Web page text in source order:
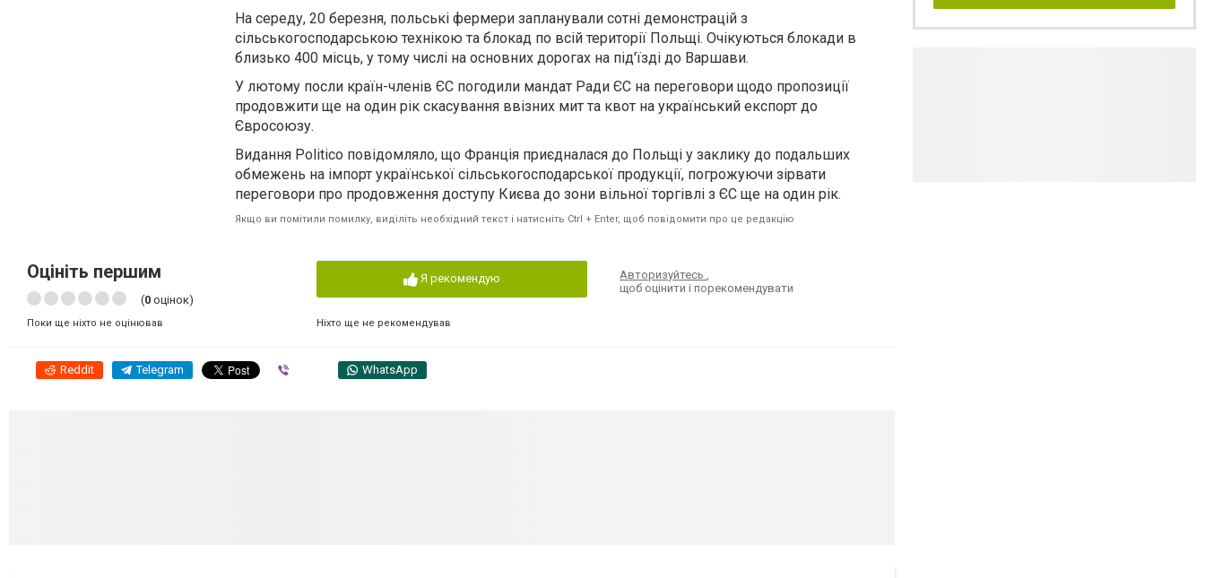
На середу, 20 березня, польські фермери запланували сотні демонстрацій з
сільськогосподарською технікою та блокад по всій території Польщі. Очікуються блокади в
близько 400 місць, у тому числі на основних дорогах на під'їзді до Варшави.
У лютому посли країн-членів ЄС погодили мандат Ради ЄС на переговори щодо пропозиції
продовжити ще на один рік скасування ввізних мит та квот на український експорт до
Євросоюзу.
Видання Politico повідомляло, що Франція приєдналася до Польщі у заклику до подальших
обмежень на імпорт української сільськогосподарської продукції, погрожуючи зірвати
переговори про продовження доступу Києва до зони вільної торгівлі з ЄС ще на один рік.
Якщо ви помітили помилку, виділіть необхідний текст і натисніть Ctrl + Enter, щоб повідомити про це редакцію
Оцініть першим
(0 оцінок)
Поки ще ніхто не оцінював
Я рекомендую
Ніхто ще не рекомендував
Авторизуйтесь,
щоб оцінити і порекомендувати
Reddit Telegram WhatsApp